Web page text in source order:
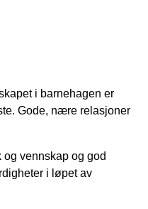
i barnehagen er
Gode, nære relasjoner
vennskap og god
i løpet av